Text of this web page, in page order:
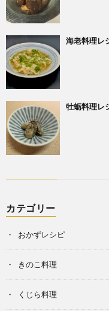
海老料理レ
牡蛎料理レ
カテゴリー
おかずレシピ
きのこ料理
くじら料理